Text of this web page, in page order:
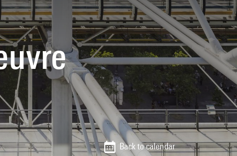
Back to calendar